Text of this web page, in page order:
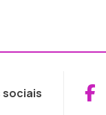
sociais